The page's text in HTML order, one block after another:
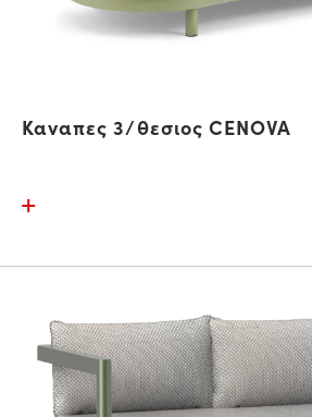
Καναπες 3/θεσιος CENOVA